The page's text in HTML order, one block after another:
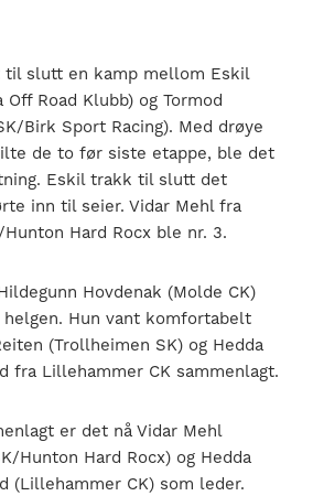
til slutt en kamp mellom Eskil
Road Klubb) og Tormod
Birk Sport Racing). Med drøye
de to før siste etappe, ble det
Eskil trakk til slutt det
inn til seier. Vidar Mehl fra
Hard Rocx ble nr. 3.
Hovdenak (Molde CK)
Hun vant komfortabelt
(Trollheimen SK) og Hedda
fra Lillehammer CK sammenlagt.
er det nå Vidar Mehl
Hunton Hard Rocx) og Hedda
(Lillehammer CK) som leder.